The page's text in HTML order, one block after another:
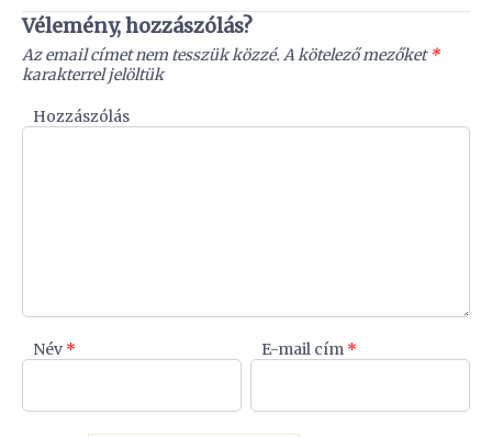
Vélemény, hozzászólás?
Az email címet nem tesszük közzé. A kötelező mezőket*
karakterrel jelöltük
Hozzászólás
Név * E-mail cím *